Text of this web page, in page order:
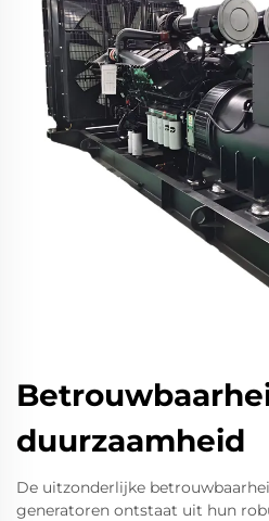
duurzaamheid
De uitzonderlijke
generatoren ontstaat uit hun